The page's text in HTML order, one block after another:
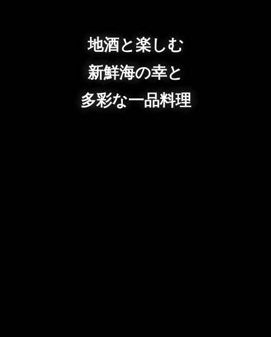
地酒と楽しむ
新鮮海の幸と
多彩な一品料理